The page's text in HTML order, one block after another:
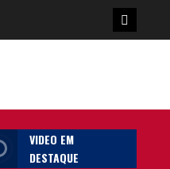
Poster
da
VIDEO EM
DESTAQUE